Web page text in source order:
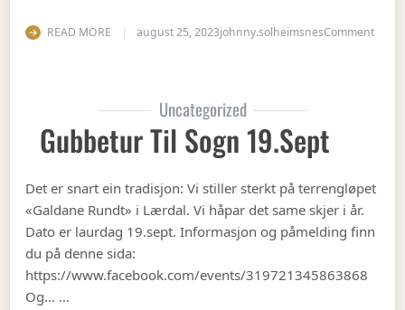
READ MORE august 25, 2023johnny.solheimsnesCommenton
Uncategorized
Gubbetur Til Sogn 19.sept
Det er snart ein tradisjon: Vi stiller sterkt på terrengløpet
«Galdane Rundt» i Lærdal. Vi håpar det same skjer i år.
Dato er laurdag 19.sept. Informasjon og påmelding finn
du på denne sida:
https://www.facebook.com/events/319721345863868
Og… …